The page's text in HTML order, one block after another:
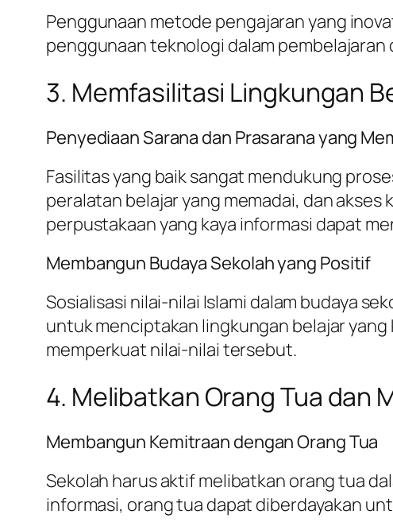
Penggunaan metode pengajaran yang
penggunaan teknologi dalam
3. Memfasilitasi Lingkungan
Penyediaan Sarana dan Prasarana yang
Fasilitas yang baik sangat mendukung
peralatan belajar yang memadai, dan
perpustakaan yang kaya informasi dapat
Membangun Budaya Sekolah yang Positif
Sosialisasi nilai-nilai Islami dalam budaya
untuk menciptakan lingkungan belajar
memperkuat nilai-nilai tersebut.
4. Melibatkan Orang Tua dan
Membangun Kemitraan dengan Orang Tua
Sekolah harus aktif melibatkan orang tua
informasi, orang tua dapat diberdayakan